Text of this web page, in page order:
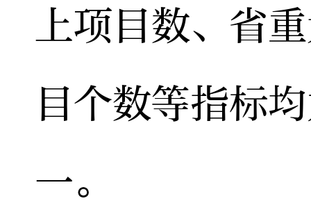
上项目数、省
目个数等指标
一。